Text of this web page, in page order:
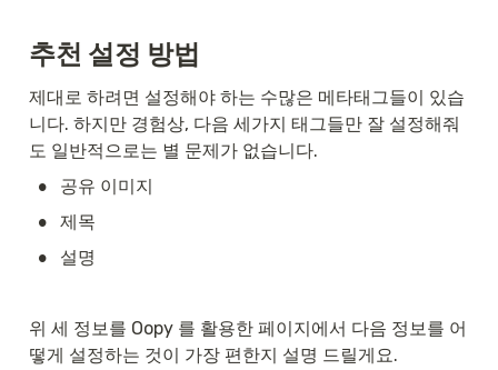
추천 설정 방법
제대로 하려면 설정해야 하는 수많은 메타태그들이 있습
니다. 하지만 경험상, 다음 세가지 태그들만 잘 설정해줘
도 일반적으로는 별 문제가 없습니다.
• 공유 이미지
• 제목
• 설명
위 세 정보를 Oopy 를 활용한 페이지에서 다음 정보를 어
떻게 설정하는 것이 가장 편한지 설명 드릴게요.